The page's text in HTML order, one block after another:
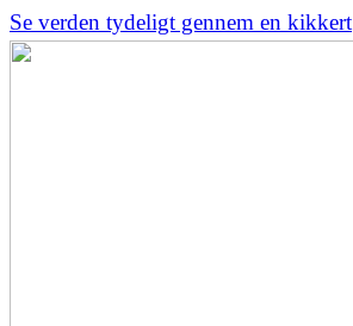
Se verden tydeligt gennem en kikkert